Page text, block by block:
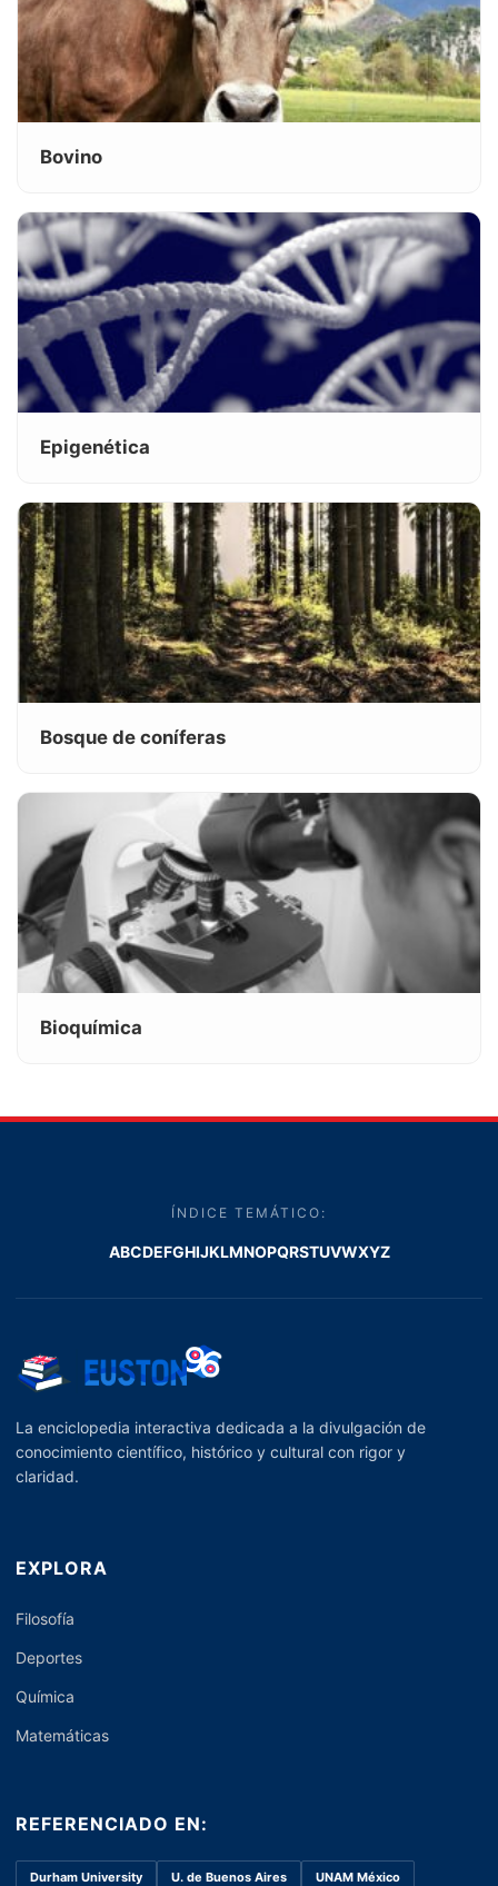
Bovino
Epigenética
Bosque de coníferas
Bioquímica
ÍNDICE TEMÁTICO:
ABCDEFGHIJKLMNOPQRSTUVWXYZ
La enciclopedia interactiva dedicada a la divulgación de
conocimiento científico, histórico y cultural con rigor y
claridad.
EXPLORA
Filosofía
Deportes
Química
Matemáticas
REFERENCIADO EN:
Durham University U. de Buenos Aires UNAM México